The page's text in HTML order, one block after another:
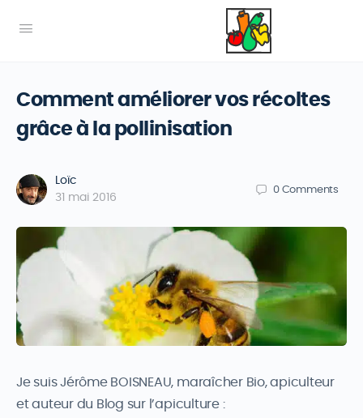
Comment améliorer vos récoltes
grâce à la pollinisation
Loïc
31 mai 2016
0 Comments
Je suis Jérôme BOISNEAU, maraîcher Bio, apiculteur
et auteur du Blog sur l’apiculture :